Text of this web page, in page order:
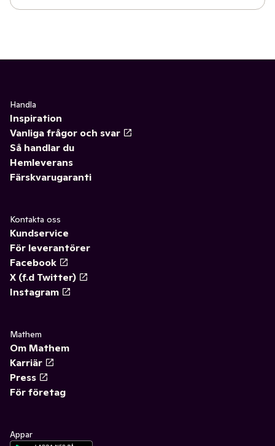
Handla
Inspiration
Vanliga frågor och svar
Så handlar du
Hemleverans
Färskvarugaranti
Kontakta oss
Kundservice
För leverantörer
Facebook
X (f.d Twitter)
Instagram
Mathem
Om Mathem
Karriär
Press
För företag
Appar